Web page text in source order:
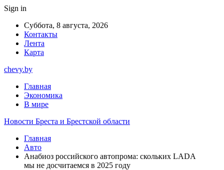
Sign in
Суббота, 8 августа, 2026
Контакты
Лента
Карта
chevy.by
Главная
Экономика
В мире
Новости Бреста и Брестской области
Главная
Авто
Анабиоз российского автопрома: скольких LADA
мы не досчитаемся в 2025 году